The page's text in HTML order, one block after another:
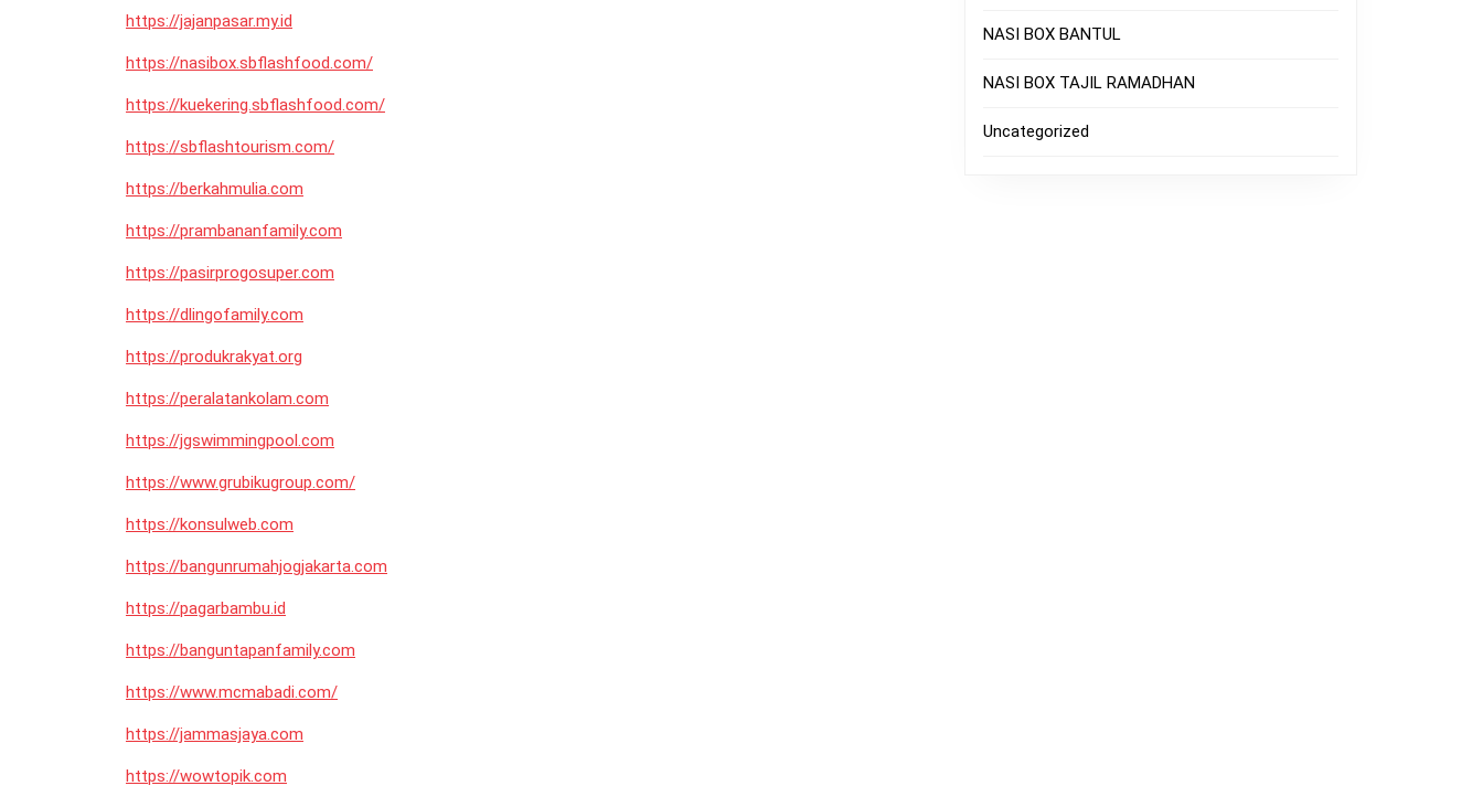
https://jajanpasar.my.id
https://nasibox.sbflashfood.com/
https://kuekering.sbflashfood.com/
https://sbflashtourism.com/
https://berkahmulia.com
https://prambananfamily.com
https://pasirprogosuper.com
https://dlingofamily.com
https://produkrakyat.org
https://peralatankolam.com
https://jgswimmingpool.com
https://www.grubikugroup.com/
https://konsulweb.com
https://bangunrumahjogjakarta.com
https://pagarbambu.id
https://banguntapanfamily.com
https://www.mcmabadi.com/
https://jammasjaya.com
https://wowtopik.com
NASI BOX BANTUL
NASI BOX TAJIL RAMADHAN
Uncategorized